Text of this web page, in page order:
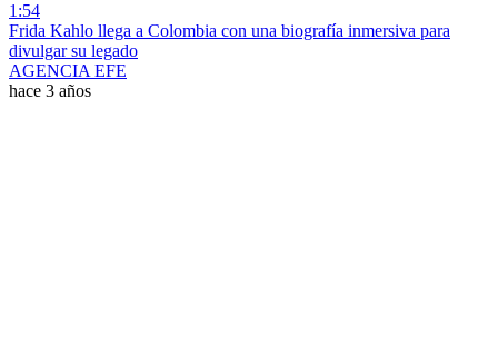
1:54
Frida Kahlo llega a Colombia con una biografía inmersiva para
divulgar su legado
AGENCIA EFE
hace 3 años